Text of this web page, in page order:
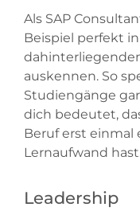
Als SAP
Beispiel perfekt
auskennen. So
Studiengänge
dich bedeutet,
Beruf erst einmal
Lernaufwand
Leadership